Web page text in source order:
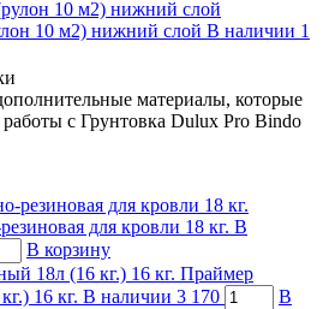
10 м2) нижний слой В наличии 1
материалы, которые
с Грунтовка Dulux Pro Bindo
для кровли 18 кг. В
В корзину
Праймер
16 кг. В наличии 3 170
В